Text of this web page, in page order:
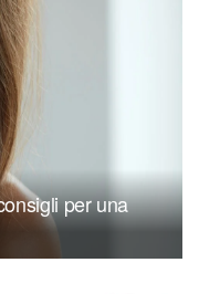
per una